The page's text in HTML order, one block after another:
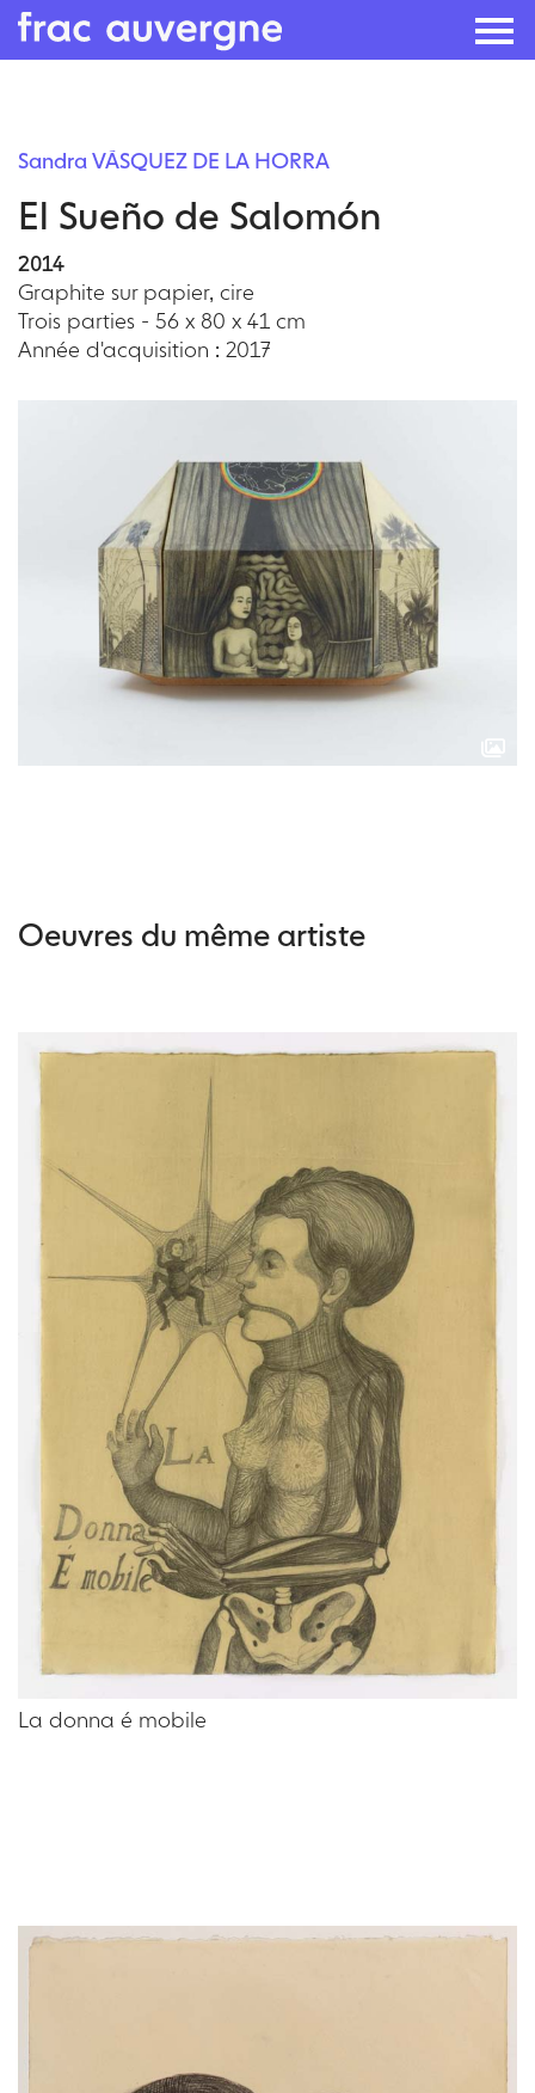
content
Sandra VÁSQUEZ DE LA HORRA
El Sueño de Salomón
2014
Graphite sur papier, cire
Trois parties - 56 x 80 x 41 cm
Année d'acquisition : 2017
Oeuvres du même artiste
La donna é mobile